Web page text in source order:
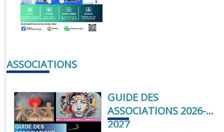
ASSOCIATIONS
GUIDE DES
ASSOCIATIONS 2026-
2027